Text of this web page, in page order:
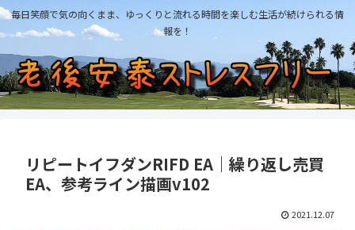
毎日笑顔で気の向くまま、ゆっくりと流れる時間を楽しむ生活が続けられる情
報を！
リピートイフダンRIFD EA｜繰り返し売買
EA、参考ライン描画v102
2021.12.07